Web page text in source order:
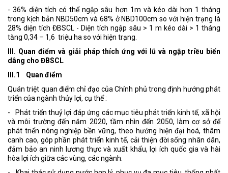
- 36% diện tích có thể ngập sâu hơn 1m và kéo dài hơn 1 tháng
trong kịch bản NBD50cm và 68% ở NBD100cm so với hiện trạng là
28% diện tích ĐBSCL - Diện tích ngập sâu > 1 m kéo dài > 1 tháng
tăng 0,34 – 1,6 triệu ha so với hiện trạng.
III. Quan điểm và giải pháp thích ứng với lũ và ngập triều biển
dâng cho ĐBSCL
III.1 Quan điểm
Quán triệt quan điểm chỉ đạo của Chính phủ trong định hướng phát
triển của ngành thủy lợi, cụ thể :
- Phát triển thuỷ lợi đáp ứng các mục tiêu phát triển kinh tế, xã hội
và môi trường đến năm 2020, tầm nhìn đến 2050, làm cơ sở để
phát triển nông nghiệp bền vững, theo hướng hiện đại hoá, thâm
canh cao, góp phần phát triển kinh tế, cải thiện đời sống nhân dân,
đảm bảo an ninh lương thực và xuất khẩu, lợi ích quốc gia và hài
hòa lợi ích giữa các vùng, các ngành.